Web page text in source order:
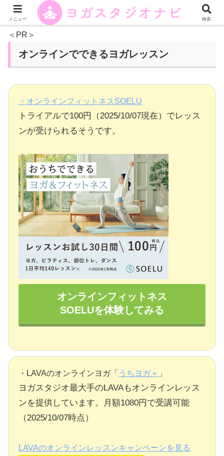
＜PR＞
オンラインでできるヨガレッスン
・オンラインフィットネスSOELU
トライアルで100円（2025/10/07現在）でレッス
ンが受けられるそうです。
オンラインフィットネス
SOELUを体験してみる
・LAVAのオンラインヨガ「 うちヨガ＋ 」
ヨガスタジオ最大手のLAVAもオンラインレッス
ンを提供しています。月額1080円で受講可能
（2025/10/07時点）
LAVAのオンラインレッスンキャンペーンを見る
メニュー 検索